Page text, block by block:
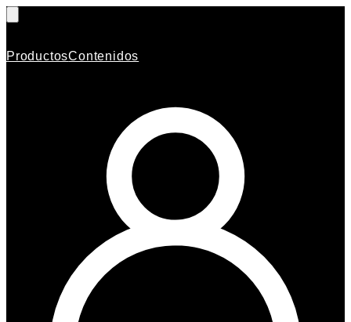
ProductosContenidos